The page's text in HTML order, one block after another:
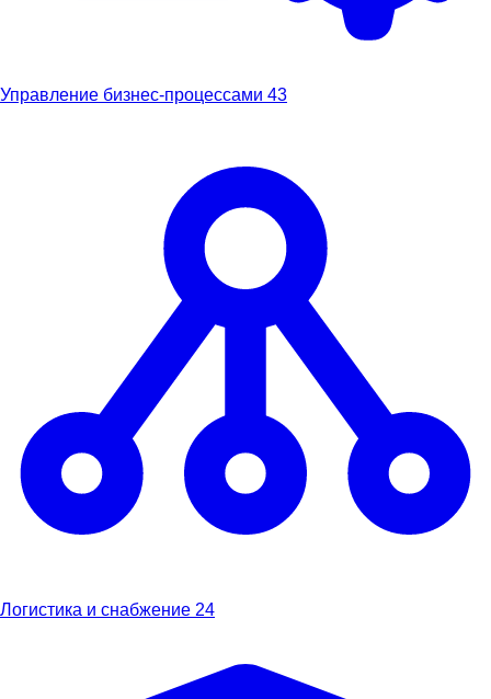
Управление бизнес-процессами 43
Логистика и снабжение 24